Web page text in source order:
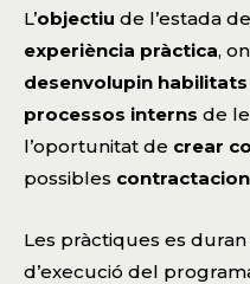
L’objectiu de l’estada
experiència pràctica,
desenvolupin
processos interns de
l’oportunitat de crear
possibles
Les pràctiques es
d’execució del